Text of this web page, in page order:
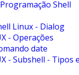
Shell
Linux - Dialog
- Operações
date
- Subshell - Tipos